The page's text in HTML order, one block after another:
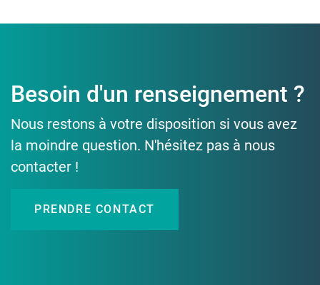
Besoin d'un renseignement ?
Nous restons à votre disposition si vous avez
la moindre question. N'hésitez pas à nous
contacter !
PRENDRE CONTACT